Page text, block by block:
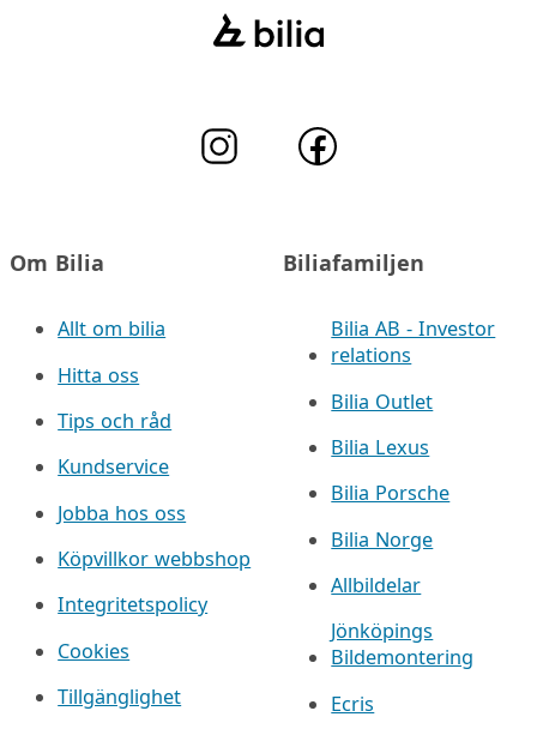
Om Bilia
Allt om bilia
Hitta oss
Tips och råd
Kundservice
Jobba hos oss
Köpvillkor webbshop
Integritetspolicy
Cookies
Tillgänglighet
Biliafamiljen
Bilia AB - Investor
relations
Bilia Outlet
Bilia Lexus
Bilia Porsche
Bilia Norge
Allbildelar
Jönköpings
Bildemontering
Ecris